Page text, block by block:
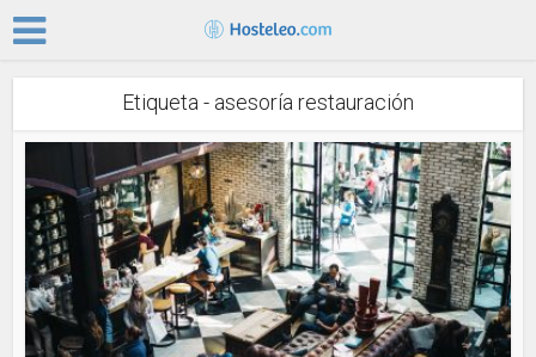
Etiqueta - asesoría restauración